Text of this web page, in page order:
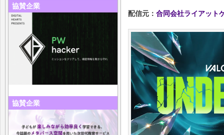
協賛企業
協賛企業
配信元： 合同会社ライアット